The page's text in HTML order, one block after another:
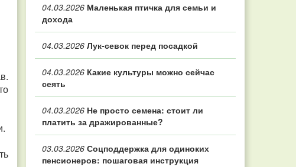
04.03.2026 Маленькая птичка для семьи и
дохода
04.03.2026 Лук-севок перед посадкой
04.03.2026 Какие культуры можно сейчас
сеять
04.03.2026 Не просто семена: стоит ли
платить за дражированные?
03.03.2026 Соцподдержка для одиноких
пенсионеров: пошаговая инструкция